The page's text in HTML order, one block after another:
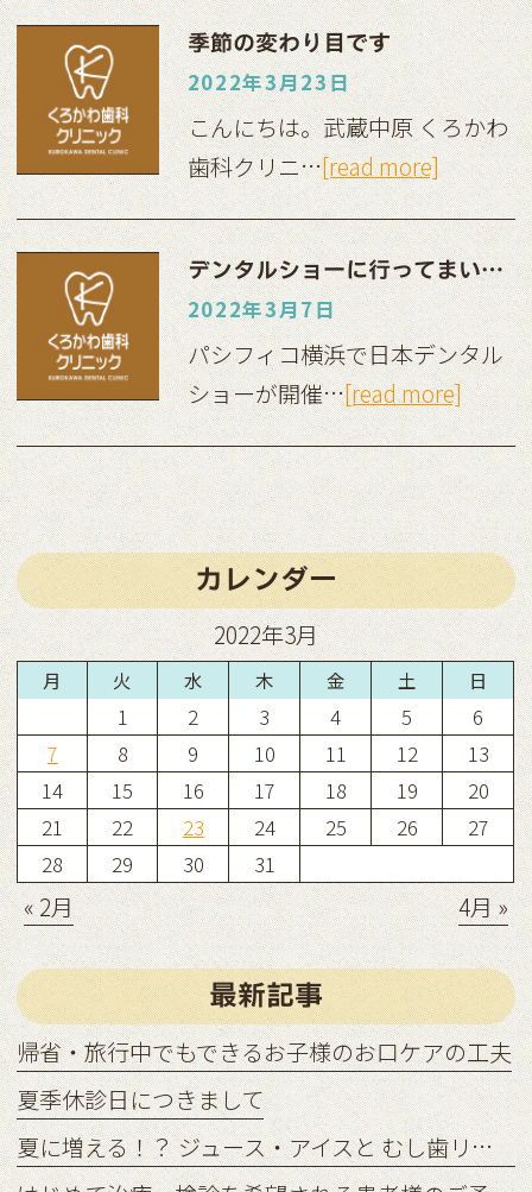
季節の変わり目です
2022年3月23日
こんにちは。武蔵中原 くろかわ
歯科クリニ…[read more]
デンタルショーに行ってまいりました。
2022年3月7日
パシフィコ横浜で日本デンタル
ショーが開催…[read more]
カレンダー
2022年3月
月 火 水 木 金 土 日
1 2 3 4 5
6
7
8 9 10 11 12
13
14
15 16 17 18 19
20
21
22 23 24 25 26
27
28
29 30 31
« 2月 4月 »
最新記事
帰省・旅行中でもできるお子様のお口ケアの工夫
夏季休診日につきまして
夏に増える！？ ジュース・アイスと むし歯リスクの関係